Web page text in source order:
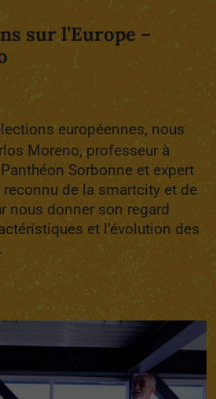
sur l’Europe –
européennes, nous
Moreno, professeur à
Sorbonne et expert
de la smartcity et de
nous donner son regard
et l’évolution des